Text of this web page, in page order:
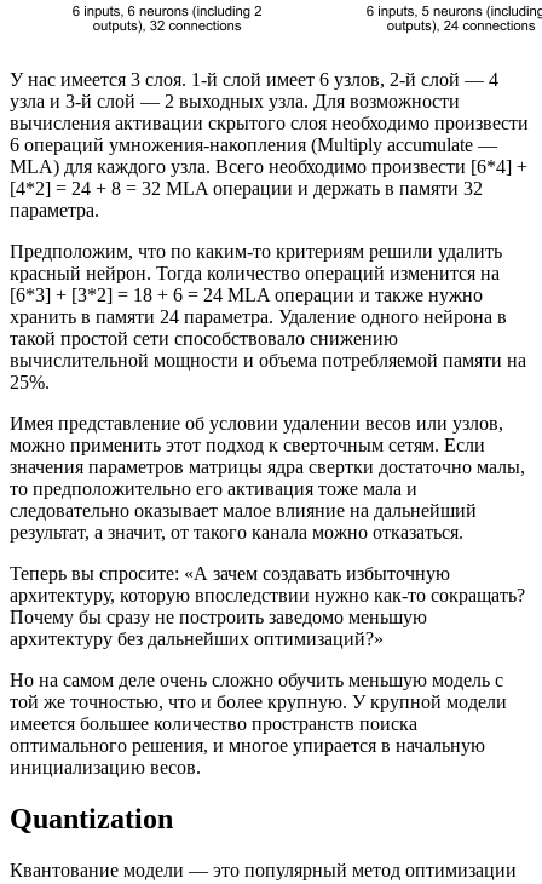
У нас имеется 3 слоя. 1-й слой имеет 6 узлов, 2-й слой — 4
узла и 3-й слой — 2 выходных узла. Для возможности
вычисления активации скрытого слоя необходимо произвести
6 операций умножения-накопления (Multiply accumulate —
MLA) для каждого узла. Всего необходимо произвести [6*4] +
[4*2] = 24 + 8 = 32 MLA операции и держать в памяти 32
параметра.
Предположим, что по каким-то критериям решили удалить
красный нейрон. Тогда количество операций изменится на
[6*3] + [3*2] = 18 + 6 = 24 MLA операции и также нужно
хранить в памяти 24 параметра. Удаление одного нейрона в
такой простой сети способствовало снижению
вычислительной мощности и объема потребляемой памяти на
25%.
Имея представление об условии удалении весов или узлов,
можно применить этот подход к сверточным сетям. Если
значения параметров матрицы ядра свертки достаточно малы,
то предположительно его активация тоже мала и
следовательно оказывает малое влияние на дальнейший
результат, а значит, от такого канала можно отказаться.
Теперь вы спросите: «А зачем создавать избыточную
архитектуру, которую впоследствии нужно как-то сокращать?
Почему бы сразу не построить заведомо меньшую
архитектуру без дальнейших оптимизаций?»
Но на самом деле очень сложно обучить меньшую модель с
той же точностью, что и более крупную. У крупной модели
имеется большее количество пространств поиска
оптимального решения, и многое упирается в начальную
инициализацию весов.
Quantization
Квантование модели — это популярный метод оптимизации